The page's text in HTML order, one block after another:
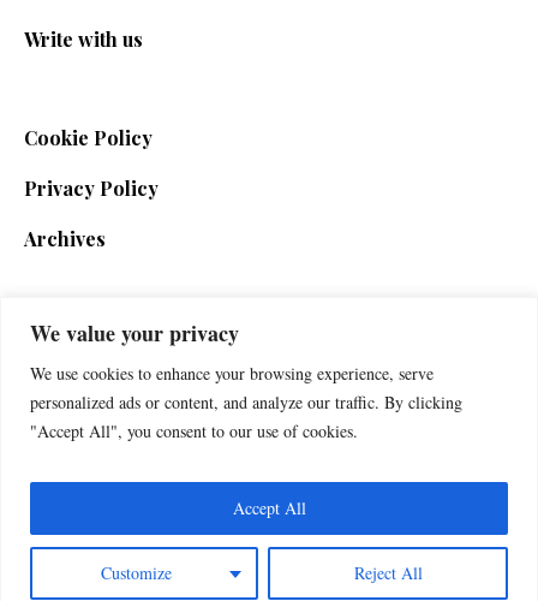
We value your privacy
We use cookies to enhance your browsing experience, serve
personalized ads or content, and analyze our traffic. By clicking
"Accept All", you consent to our use of cookies.
Customize Reject All
Accept All
Write with us
Cookie Policy
Privacy Policy
Archives
SIGN UP FOR THE NEWSLETTER